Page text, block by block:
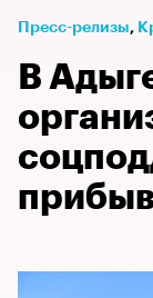
Пресс-релизы⁠,
В